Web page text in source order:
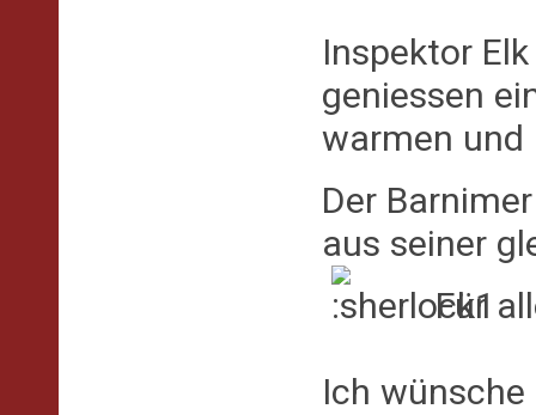
Inspektor
geniessen
warmen und
Der
aus seiner
Für
Ich